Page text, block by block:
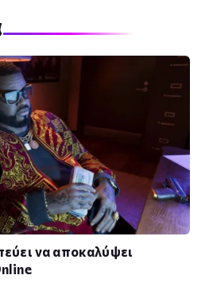
να αποκαλύψει